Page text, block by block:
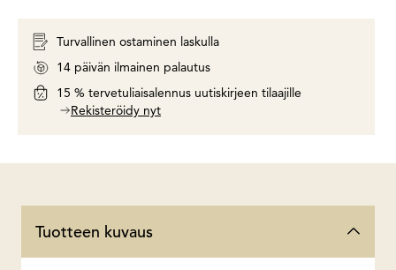
Turvallinen ostaminen laskulla
14 päivän ilmainen palautus
15 % tervetuliaisalennus uutiskirjeen tilaajille
Rekisteröidy nyt
Tuotteen kuvaus